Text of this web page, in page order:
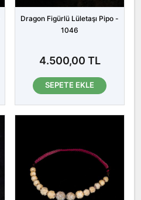
Dragon Figürlü Lületaşı Pipo -
1046
4.500,00 TL
SEPETE EKLE